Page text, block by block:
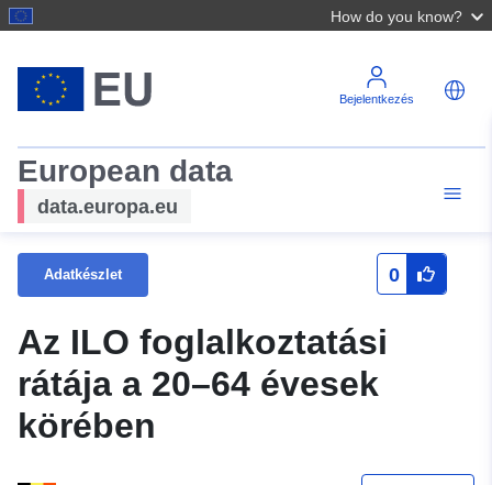
How do you know?
Bejelentkezés
European data
data.europa.eu
Adatkészlet 0
Az ILO foglalkoztatási
rátája a 20–64 évesek
körében